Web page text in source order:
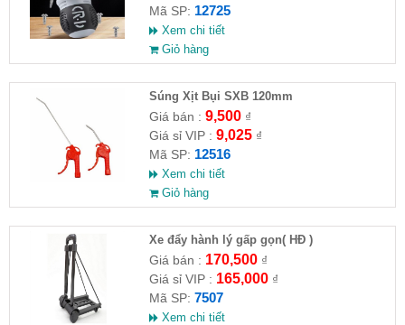
Mã SP: 12725
Xem chi tiết
Giỏ hàng
Súng Xịt Bụi SXB 120mm
Giá bán : 9,500₫
Giá sỉ VIP : 9,025₫
Mã SP: 12516
Xem chi tiết
Giỏ hàng
Xe đẩy hành lý gấp gọn( HĐ )
Giá bán : 170,500₫
Giá sỉ VIP : 165,000₫
Mã SP: 7507
Xem chi tiết